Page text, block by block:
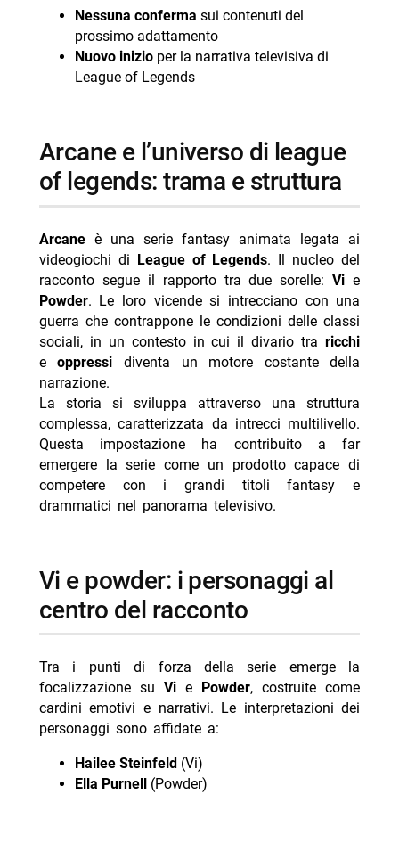
Nessuna conferma sui contenuti del
prossimo adattamento
Nuovo inizioper la narrativa televisiva di
League of Legends
arcane e l’universo di league
of legends: trama e struttura
Arcaneè una serie fantasy animata legata ai
videogiochi di League of Legends. Il nucleo del
racconto segue il rapporto tra due sorelle:Vi e
Powder. Le loro vicende si intrecciano con una
guerra che contrappone le condizioni delle classi
sociali, in un contesto in cui il divario traricchi
eoppressi diventa un motore costante della
narrazione.
La storia si sviluppa attraverso una struttura
complessa, caratterizzata da intrecci multilivello.
Questa impostazione ha contribuito a far
emergere la serie come un prodotto capace di
competere con i grandi titoli fantasy e
drammatici nel panorama televisivo.
vi e powder: i personaggi al
centro del racconto
Tra i punti di forza della serie emerge la
focalizzazione su Vie Powder, costruite come
cardini emotivi e narrativi. Le interpretazioni dei
personaggi sono affidate a:
Hailee Steinfeld (Vi)
Ella Purnell
(Powder)